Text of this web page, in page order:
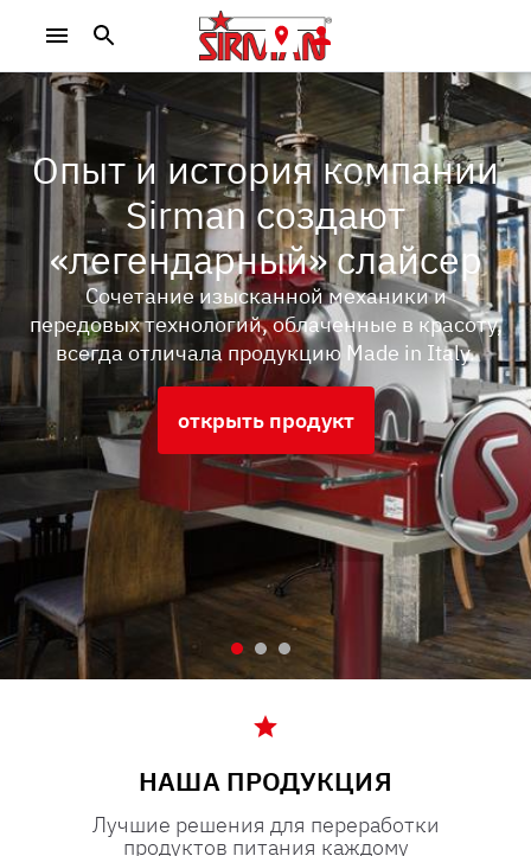
Опыт и история компании
Sirman создают
«легендарный» слайсер
Сочетание изысканной механики и
передовых технологий, облаченные в красоту,
всегда отличала продукцию Made in Italy.
открыть продукт
НАША ПРОДУКЦИЯ
Лучшие решения для переработки
продуктов питания каждому